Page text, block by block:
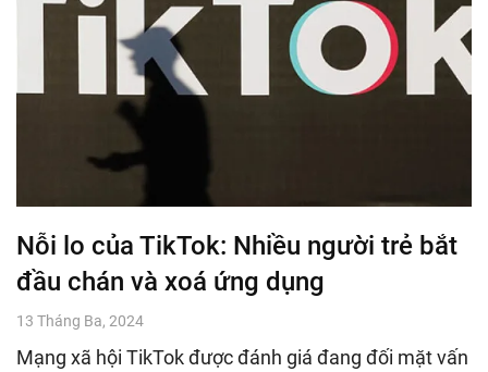
Nỗi lo của TikTok: Nhiều người trẻ bắt
đầu chán và xoá ứng dụng
13 Tháng Ba, 2024
Mạng xã hội TikTok được đánh giá đang đối mặt vấn